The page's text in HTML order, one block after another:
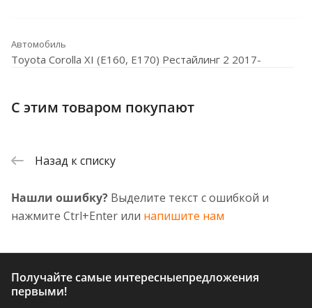
Автомобиль
Toyota Corolla XI (E160, E170) Рестайлинг 2 2017-
С этим товаром покупают
Назад к списку
Нашли ошибку? Выделите текст с ошибкой и
нажмите Ctrl+Enter или напишите нам
Получайте самые интересныепредложения
первыми!